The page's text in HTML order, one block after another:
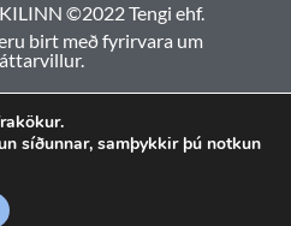
©2022 Tengi ehf.
birt með fyrirvara um
síðunnar, samþykkir þú notkun